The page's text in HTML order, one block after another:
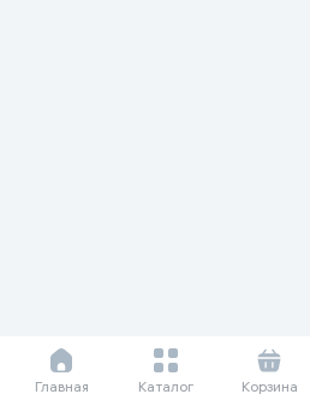
Главная Каталог Корзина